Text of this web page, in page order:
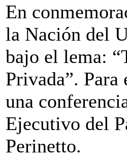
En
la Nación del
bajo el lema:
Privada”.
una
Ejecutivo del
Perinetto.